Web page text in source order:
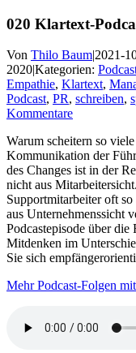
020 Klartext-
Von Thilo Baum|2021-
2020|Kategorien:
Empathie, Klartext,
Podcast, PR, schreiben,
Kommentare
Warum scheitern so
Kommunikation der
des Changes ist in der
nicht aus
Supportmitarbeiter oft
aus Unternehmenssicht
Podcastepisode über
Mitdenken im
Sie sich
Mehr Podcast-Folgen